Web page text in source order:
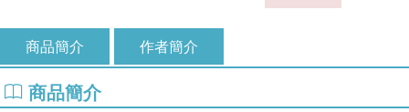
商品簡介 作者簡介
商品簡介